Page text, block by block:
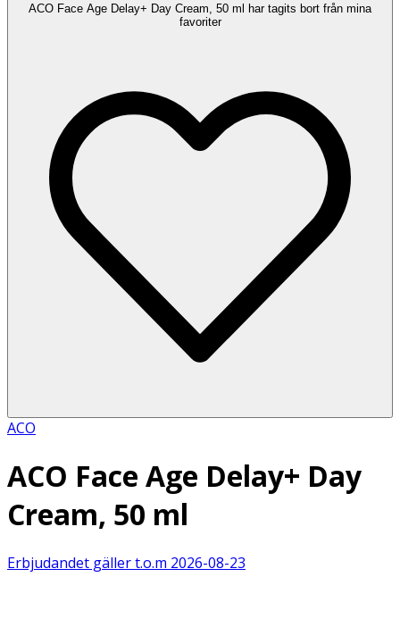
ACO Face Age Delay+ Day Cream, 50 ml har tagits bort från mina
favoriter
ACO
ACO Face Age Delay+ Day
Cream, 50 ml
Erbjudandet gäller t.o.m 2026-08-23